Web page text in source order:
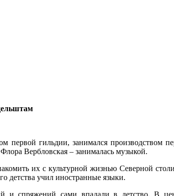
гильдии, занимался производством
Вербловская – занималась музыкой.
их с культурной жизнью Северной
детства учил иностранные языки.
спряжений сами впадали в детство. В